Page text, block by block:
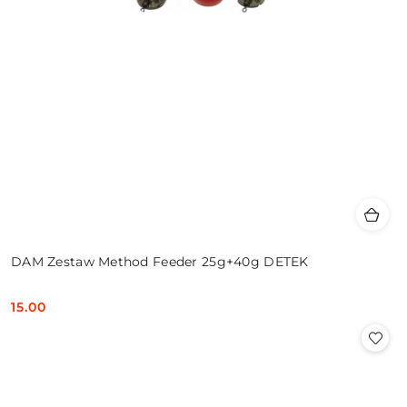
DAM Zestaw Method Feeder 25g+40g DETEK
Cena:
15.00